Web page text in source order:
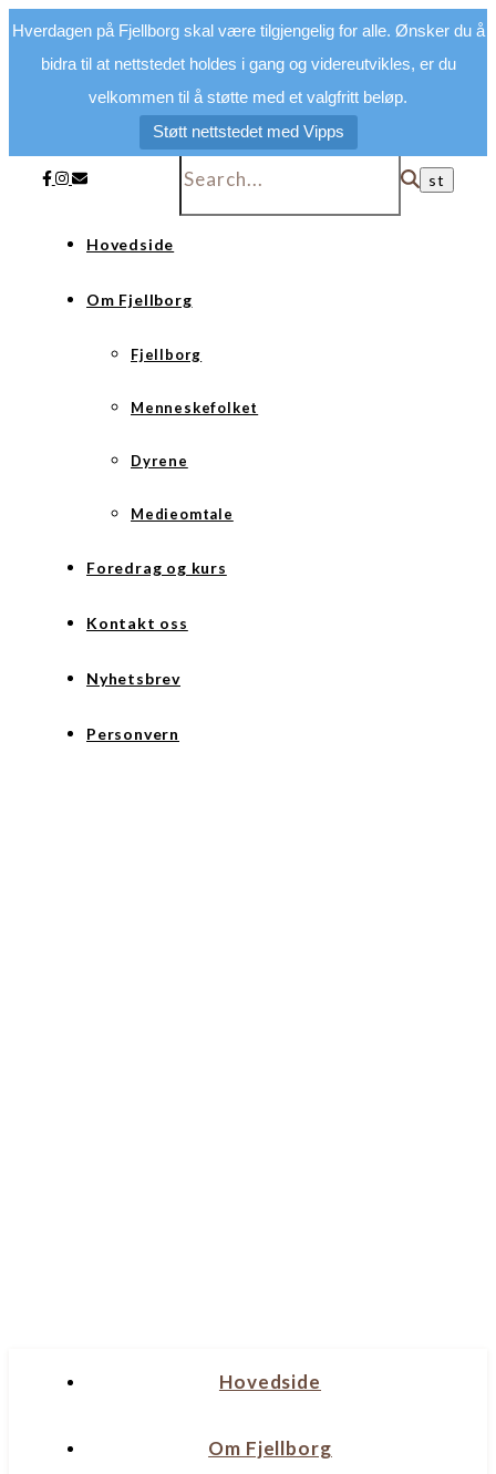
Hverdagen på Fjellborg skal være tilgjengelig for alle. Ønsker du å
bidra til at nettstedet holdes i gang og videreutvikles, er du
velkommen til å støtte med et valgfritt beløp.
Støtt nettstedet med Vipps
Hovedside
Om Fjellborg
Fjellborg
Menneskefolket
Dyrene
Medieomtale
Foredrag og kurs
Kontakt oss
Nyhetsbrev
Personvern
Hovedside
Om Fjellborg